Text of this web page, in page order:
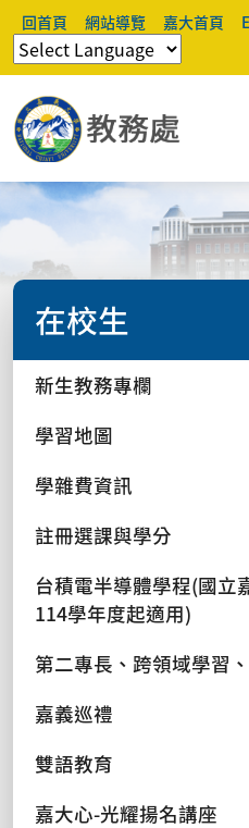
回首頁 網站導覽 嘉大首頁
在校生
新生教務專欄
學習地圖
學雜費資訊
註冊選課與學分
台積電半導體學程(國立
114學年度起適用)
第二專長、跨領域學習
嘉義巡禮
雙語教育
嘉大心-光耀揚名講座